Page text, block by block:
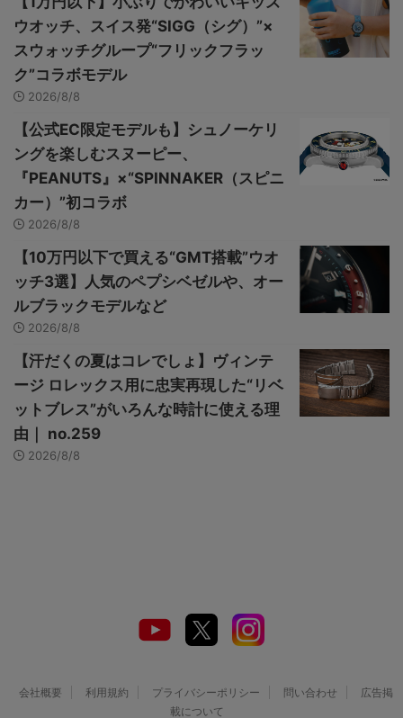
ウオッチ、スイス発“SIGG（シグ）”×
スウォッチグループ“フリックフラッ
ク”コラボモデル
2026/8/8
【公式EC限定モデルも】シュノーケリ
ングを楽しむスヌーピー、
『PEANUTS』×“SPINNAKER（スピニ
カー）”初コラボ
2026/8/8
【10万円以下で買える“GMT搭載”ウオ
ッチ3選】人気のペプシベゼルや、オー
ルブラックモデルなど
2026/8/8
【汗だくの夏はコレでしょ】ヴィンテ
ージ ロレックス用に忠実再現した“リベ
ットブレス”がいろんな時計に使える理
由｜ no.259
2026/8/8
会社概要 利用規約 プライバシーポリシー 問い合わせ
広告掲
載について